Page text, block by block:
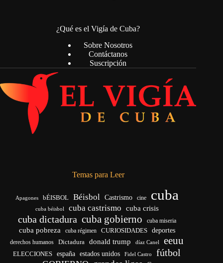
¿Qué es el Vigía de Cuba?
Sobre Nosotros
Contáctanos
Suscripción
Temas para Leer
Apagones bÉISBOL Béisbol Castrismo cine cuba
cuba béisbol cuba castrismo cuba crisis
cuba dictadura cuba gobierno cuba miseria
cuba pobreza cuba régimen CURIOSIDADES deportes
derechos humanos Dictadura donald trump díaz Canel eeuu
ELECCIONES españa estados unidos Fidel Castro fútbol